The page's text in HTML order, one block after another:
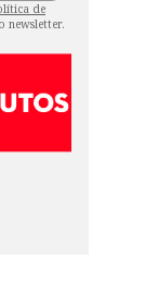
de
newsletter.